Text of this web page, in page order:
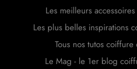
Les meilleurs
Les plus belles inspirations
Tous nos tutos
Le Mag - le 1er blog